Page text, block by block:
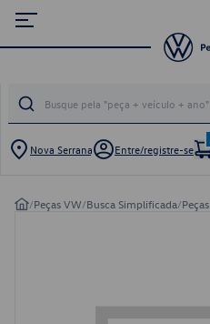
Nova Serrana Entre/registre-se
/Peças VW/Busca Simplificada/